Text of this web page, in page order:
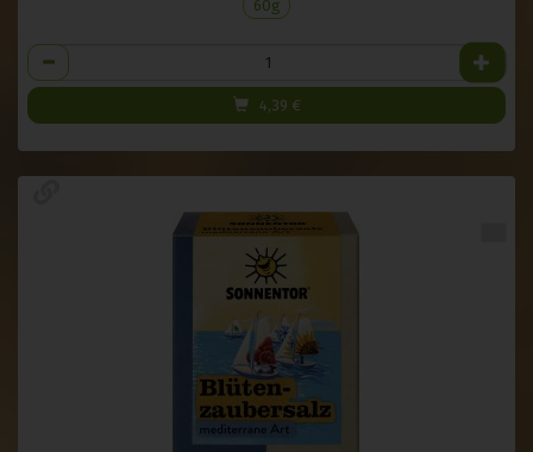
60g
Anzahl
4,39 €